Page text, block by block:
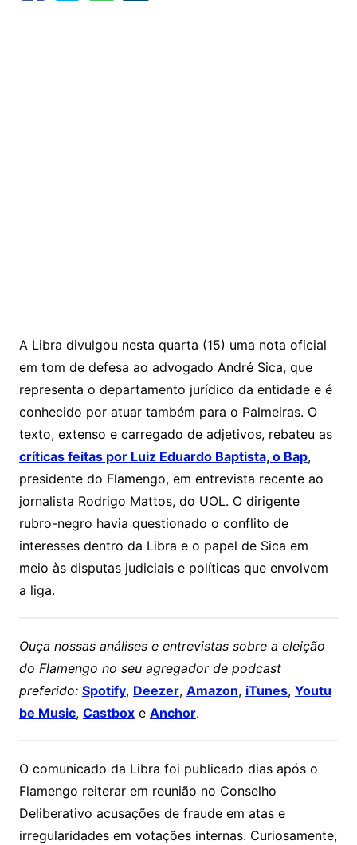
A Libra divulgou nesta quarta (15) uma nota oficial
em tom de defesa ao advogado André Sica, que
representa o departamento jurídico da entidade e é
conhecido por atuar também para o Palmeiras. O
texto, extenso e carregado de adjetivos, rebateu as
críticas feitas por Luiz Eduardo Baptista, o Bap,
presidente do Flamengo, em entrevista recente ao
jornalista Rodrigo Mattos, do UOL. O dirigente
rubro-negro havia questionado o conflito de
interesses dentro da Libra e o papel de Sica em
meio às disputas judiciais e políticas que envolvem
a liga.
Ouça nossas análises e entrevistas sobre a eleição
do Flamengo no seu agregador de podcast
preferido: Spotify, Deezer, Amazon, iTunes, Youtu
be Music, Castboxe Anchor.
O comunicado da Libra foi publicado dias após o
Flamengo reiterar em reunião no Conselho
Deliberativo acusações de fraude em atas e
irregularidades em votações internas. Curiosamente,